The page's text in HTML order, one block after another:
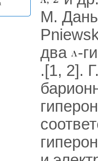
M.
два
-
.[1, 2].